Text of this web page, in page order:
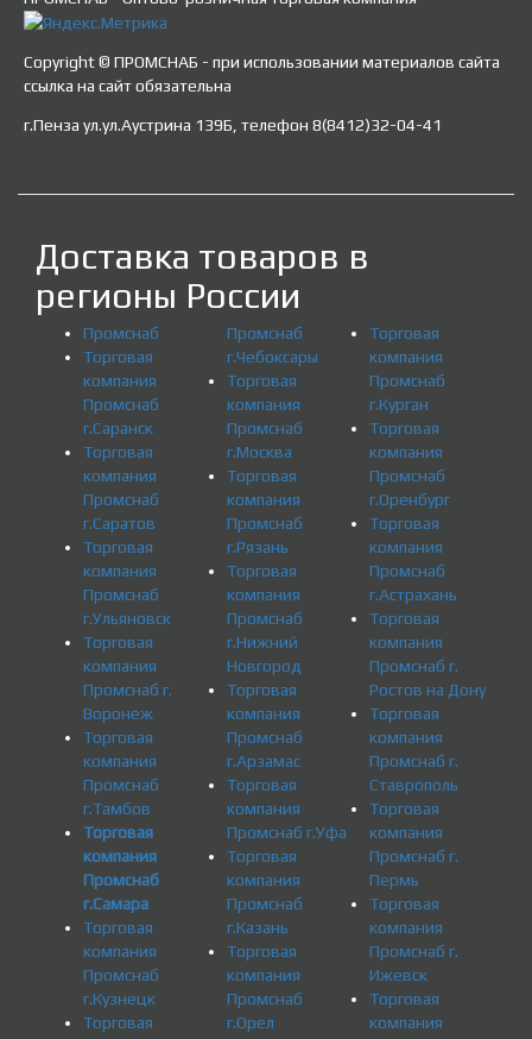
Copyright © ПРОМСНАБ - при использовании материалов сайта
ссылка на сайт обязательна
г.Пенза ул.ул.Аустрина 139Б, телефон 8(8412)32-04-41
Доставка товаров в
регионы России
Промснаб
Торговая
компания
Промснаб
г.Саранск
Торговая
компания
Промснаб
г.Саратов
Торговая
компания
Промснаб
г.Ульяновск
Торговая
компания
Промснаб г.
Воронеж
Торговая
компания
Промснаб
г.Тамбов
Торговая
компания
Промснаб
г.Самара
Торговая
компания
Промснаб
г.Кузнецк
Торговая
Промснаб
г.Чебоксары
Торговая
компания
Промснаб
г.Москва
Торговая
компания
Промснаб
г.Рязань
Торговая
компания
Промснаб
г.Нижний
Новгород
Торговая
компания
Промснаб
г.Арзамас
Торговая
компания
Промснаб г.Уфа
Торговая
компания
Промснаб
г.Казань
Торговая
компания
Промснаб
г.Орел
Торговая
компания
Промснаб
г.Курган
Торговая
компания
Промснаб
г.Оренбург
Торговая
компания
Промснаб
г.Астрахань
Торговая
компания
Промснаб г.
Ростов на Дону
Торговая
компания
Промснаб г.
Ставрополь
Торговая
компания
Промснаб г.
Пермь
Торговая
компания
Промснаб г.
Ижевск
Торговая
компания